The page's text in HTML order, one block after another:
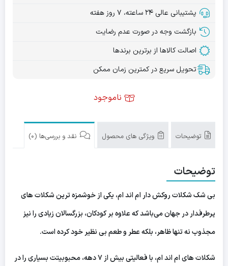
پشتیبانی عالی ۲۴ ساعته، ۷ روز هفته
بازگشت وجه در صورت عدم رضایت
اصالت کالاها از برترین برندها
تحویل سریع در کمترین زمان ممکن
ناموجود
توضیحات ویژگی های محصول نقد و بررسی‌ها (0)
توضیحات
بی شک شکلات روکش دار ام اند ام، یکی از خوشمزه ترین شکلات های
پرطرفدار در جهان می‌باشد که علاوه بر کودکان، بزرگسالان زیادی را نیز
مجذوب نه تنها ظاهر، بلکه عطر و طعم بی نظیر خود کرده است.
شکلات های ام اند ام، با فعالیتی بیش از ۷ دهه، محبوبیتت بسیاری را در